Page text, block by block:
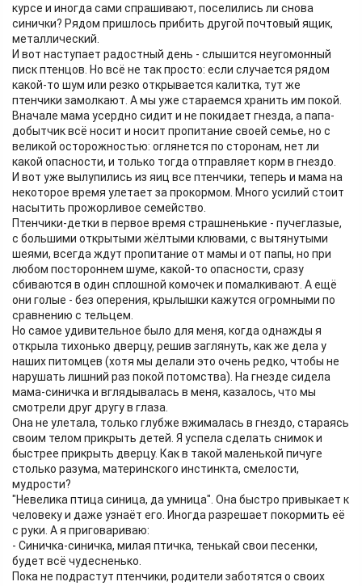
курсе и иногда сами спрашивают, поселились ли снова
синички? Рядом пришлось прибить другой почтовый ящик,
металлический.
И вот наступает радостный день - слышится неугомонный
писк птенцов. Но всё не так просто: если случается рядом
какой-то шум или резко открывается калитка, тут же
птенчики замолкают. А мы уже стараемся хранить им покой.
Вначале мама усердно сидит и не покидает гнезда, а папа-
добытчик всё носит и носит пропитание своей семье, но с
великой осторожностью: оглянется по сторонам, нет ли
какой опасности, и только тогда отправляет корм в гнездо.
И вот уже вылупились из яиц все птенчики, теперь и мама на
некоторое время улетает за прокормом. Много усилий стоит
насытить прожорливое семейство.
Птенчики-детки в первое время страшненькие - пучеглазые,
с большими открытыми жёлтыми клювами, с вытянутыми
шеями, всегда ждут пропитание от мамы и от папы, но при
любом постороннем шуме, какой-то опасности, сразу
сбиваются в один сплошной комочек и помалкивают. А ещё
они голые - без оперения, крылышки кажутся огромными по
сравнению с тельцем.
Но самое удивительное было для меня, когда однажды я
открыла тихонько дверцу, решив заглянуть, как же дела у
наших питомцев (хотя мы делали это очень редко, чтобы не
нарушать лишний раз покой потомства). На гнезде сидела
мама-синичка и вглядывалась в меня, казалось, что мы
смотрели друг другу в глаза.
Она не улетала, только глубже вжималась в гнездо, стараясь
своим телом прикрыть детей. Я успела сделать снимок и
быстрее прикрыть дверцу. Как в такой маленькой пичуге
столько разума, материнского инстинкта, смелости,
мудрости?
"Невелика птица синица, да умница". Она быстро привыкает к
человеку и даже узнаёт его. Иногда разрешает покормить её
с руки. А я приговариваю:
- Синичка-синичка, милая птичка, тенькай свои песенки,
будет всё чудесненько.
Пока не подрастут птенчики, родители заботятся о своих